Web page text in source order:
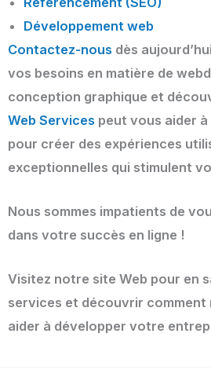
Développement web
Contactez-nous dès
vos besoins en matière de
conception graphique et
Web Services peut vous aider à
pour créer des expériences
exceptionnelles qui stimulent
Nous sommes impatients de
dans votre succès en ligne !
Visitez notre site Web pour en
services et découvrir comment
aider à développer votre